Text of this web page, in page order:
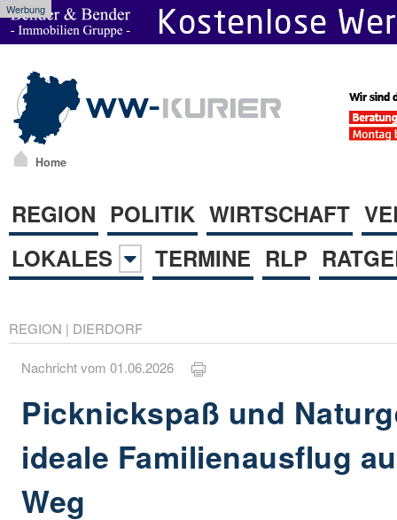
Werbung
Home
REGION POLITIK WIRTSCHAFT
LOKALES
TERMINE RLP
REGION | DIERDORF
Nachricht vom 01.06.2026
Picknickspaß und
ideale Familienausflug
Weg